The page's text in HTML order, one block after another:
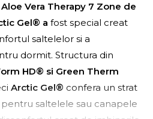
Aloe Vera Therapy 7 Zone de
Gel® a fost special creat
saltelelor si a
dormit. Structura din
HD® si Green Therm
Arctic Gel® confera un strat
saltelele sau canapele